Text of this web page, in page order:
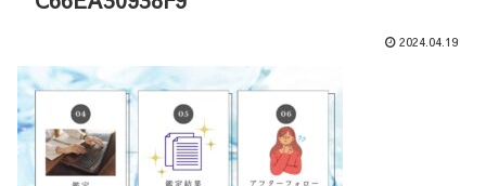
2024.04.19